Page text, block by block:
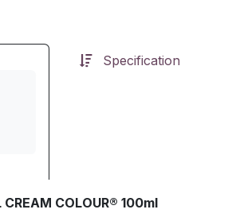
Specification
COLOUR® 100ml